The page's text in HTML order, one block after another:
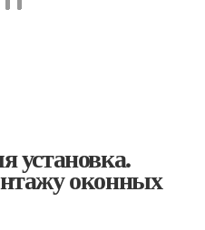
установка.
оконных